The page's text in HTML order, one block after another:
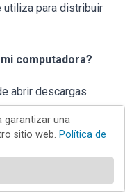
utiliza para distribuir
computadora?
abrir descargas
archivos
de distribuir
de desencriptado
pirateado. De
garantizar una
sitio web. Política de